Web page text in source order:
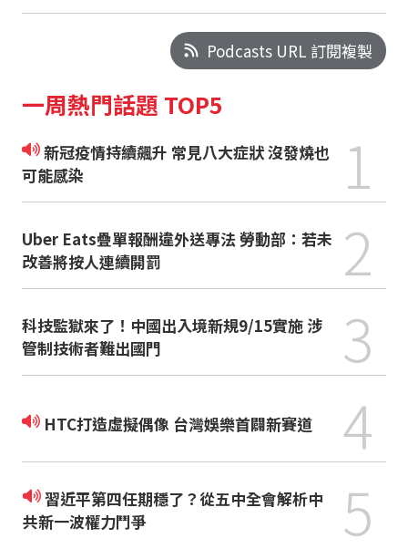
Podcasts URL 訂閱複製
一周熱門話題 TOP5
新冠疫情持續飆升 常見八大症狀 沒發燒也
可能感染
1
Uber Eats疊單報酬違外送專法 勞動部：若未
改善將按人連續開罰
2
科技監獄來了！中國出入境新規9/15實施 涉
管制技術者難出國門
3
HTC打造虛擬偶像 台灣娛樂首闢新賽道 4
習近平第四任期穩了？從五中全會解析中
共新一波權力鬥爭
5